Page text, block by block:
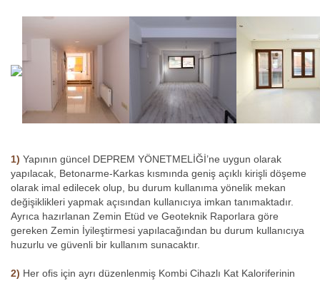
1) Yapının güncel DEPREM YÖNETMELİĞİ’ne uygun olarak
yapılacak, Betonarme-Karkas kısmında geniş açıklı kirişli döşeme
olarak imal edilecek olup, bu durum kullanıma yönelik mekan
değişiklikleri yapmak açısından kullanıcıya imkan tanımaktadır.
Ayrıca hazırlanan Zemin Etüd ve Geoteknik Raporlara göre
gereken Zemin İyileştirmesi yapılacağından bu durum kullanıcıya
huzurlu ve güvenli bir kullanım sunacaktır.
2) Her ofis için ayrı düzenlenmiş Kombi Cihazlı Kat Kaloriferinin